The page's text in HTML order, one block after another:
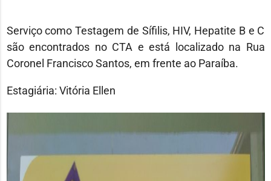
Serviço como Testagem de Sífilis, HIV, Hepatite B e C
são encontrados no CTA e está localizado na Rua
Coronel Francisco Santos, em frente ao Paraíba.
Estagiária: Vitória Ellen